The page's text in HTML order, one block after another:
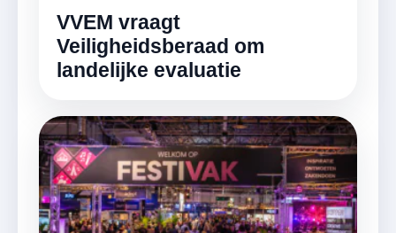
VVEM vraagt
Veiligheidsberaad om
landelijke evaluatie